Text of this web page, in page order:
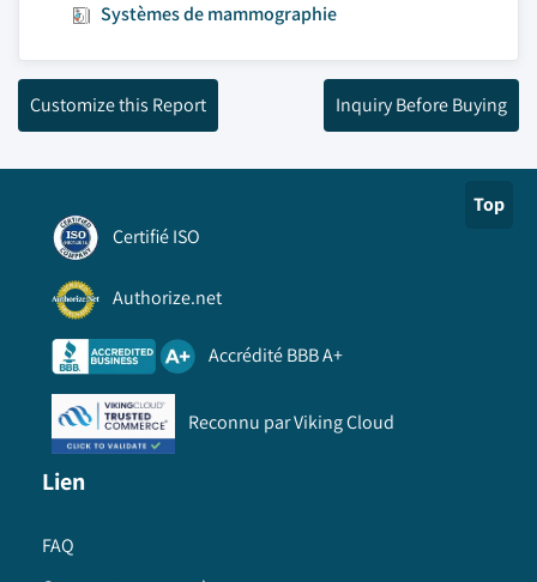
Systèmes de mammographie
Customize this Report Inquiry Before Buying
Top
Certifié ISO
Authorize.net
Accrédité BBB A+
Reconnu par Viking Cloud
Lien
FAQ